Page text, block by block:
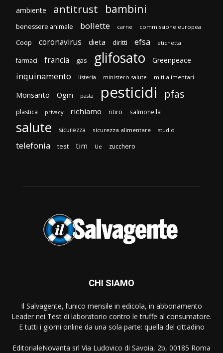
ambiente antitrust bambini
benessere animale bollette carne commissione europea
Coop coronavirus dieta diritti efsa etichetta
farmaci francia gas glifosato Greenpeace
inquinamento listeria ministero salute miti alimentari
Monsanto Ogm pasta pesticidi pfas
plastica privacy richiamo ritiro salmonella
salute sicurezza sicurezza alimentare studio
telefonia test tim Ue zucchero
CHI SIAMO
Il Salvagente, l’unico mensile in edicola, in abbonamento
Leader nei Test di laboratorio contro le truffe al consumatore.
E tutti i giorni online da una sola parte: quella del cittadino
EditorialeNovanta srl Via Ludovico di Savoia, 2b, 00185 Roma